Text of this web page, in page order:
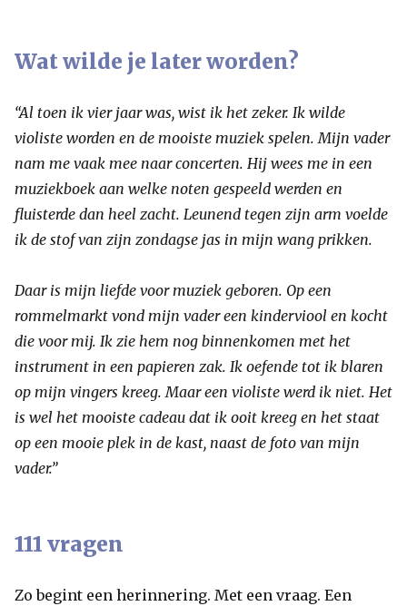
Wat wilde je later worden?
“Al toen ik vier jaar was, wist ik het zeker. Ik wilde
violiste worden en de mooiste muziek spelen. Mijn vader
nam me vaak mee naar concerten. Hij wees me in een
muziekboek aan welke noten gespeeld werden en
fluisterde dan heel zacht. Leunend tegen zijn arm voelde
ik de stof van zijn zondagse jas in mijn wang prikken.
Daar is mijn liefde voor muziek geboren. Op een
rommelmarkt vond mijn vader een kinderviool en kocht
die voor mij. Ik zie hem nog binnenkomen met het
instrument in een papieren zak. Ik oefende tot ik blaren
op mijn vingers kreeg. Maar een violiste werd ik niet. Het
is wel het mooiste cadeau dat ik ooit kreeg en het staat
op een mooie plek in de kast, naast de foto van mijn
vader.”
111 vragen
Zo begint een herinnering. Met een vraag. Een